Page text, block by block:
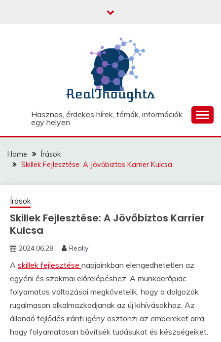
Hasznos, érdekes hírek, témák, információk
egy helyen
Home
Írások
Skillek Fejlesztése: A Jövőbiztos Karrier Kulcsa
Írások
Skillek Fejlesztése: A Jövőbiztos Karrier
Kulcsa
2024.06.28. Really
A skillek fejlesztése napjainkban elengedhetetlen az
egyéni és szakmai előrelépéshez. A munkaerőpiac
folyamatos változásai megkövetelik, hogy a dolgozók
rugalmasan alkalmazkodjanak az új kihívásokhoz. Az
állandó fejlődés iránti igény ösztönzi az embereket arra,
hogy folyamatosan bővítsék tudásukat és készségeiket.